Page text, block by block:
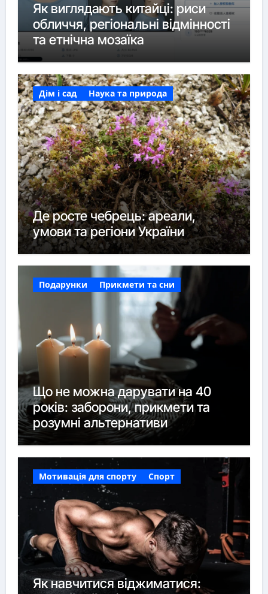
Як виглядають китайці: риси
обличчя, регіональні відмінності
та етнічна мозаїка
Дім і сад Наука та природа
Де росте чебрець: ареали,
умови та регіони України
Подарунки Прикмети та сни
Що не можна дарувати на 40
років: заборони, прикмети та
розумні альтернативи
Мотивація для спорту Спорт
Як навчитися віджиматися: